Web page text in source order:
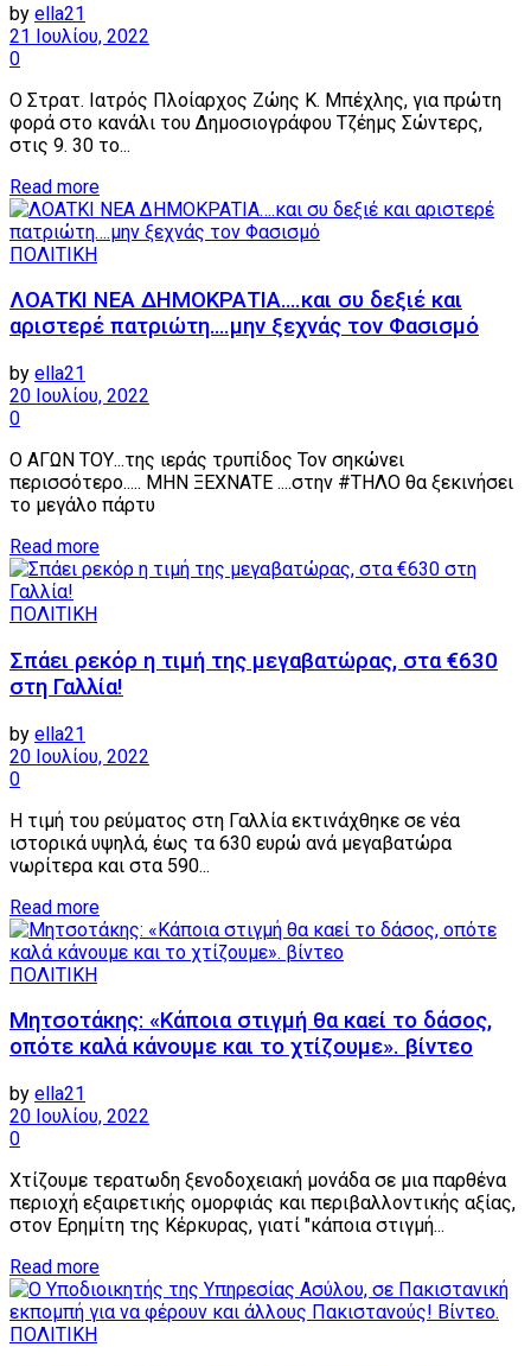
by ella21
21 Ιουλίου, 2022
0
Ο Στρατ. Ιατρός Πλοίαρχος Ζώης Κ. Μπέχλης, για πρώτη
φορά στο κανάλι του Δημοσιογράφου Τζέημς Σώντερς,
στις 9. 30 το...
Read moreDetails
ΠΟΛΙΤΙΚΗ
ΛΟΑΤΚΙ ΝΕΑ ΔΗΜΟΚΡΑΤΙΑ….και συ δεξιέ και
αριστερέ πατριώτη….μην ξεχνάς τον Φασισμό
by ella21
20 Ιουλίου, 2022
0
Ο ΑΓΩΝ ΤΟΥ...της ιεράς τρυπίδος Τον σηκώνει
περισσότερο..... ΜΗΝ ΞΕΧΝΑΤΕ ....στην #ΤΗΛΟ θα ξεκινήσει
το μεγάλο πάρτυ
Read moreDetails
ΠΟΛΙΤΙΚΗ
Σπάει ρεκόρ η τιμή της μεγαβατώρας, στα €630
στη Γαλλία!
by ella21
20 Ιουλίου, 2022
0
Η τιμή του ρεύματος στη Γαλλία εκτινάχθηκε σε νέα
ιστορικά υψηλά, έως τα 630 ευρώ ανά μεγαβατώρα
νωρίτερα και στα 590...
Read moreDetails
ΠΟΛΙΤΙΚΗ
Μητσοτάκης: «Κάποια στιγμή θα καεί το δάσος,
οπότε καλά κάνουμε και το χτίζουμε». βίντεο
by ella21
20 Ιουλίου, 2022
0
Χτίζουμε τερατωδη ξενοδοχειακή μονάδα σε μια παρθένα
περιοχή εξαιρετικής ομορφιάς και περιβαλλοντικής αξίας,
στον Ερημίτη της Κέρκυρας, γιατί "κάποια στιγμή...
Read moreDetails
ΠΟΛΙΤΙΚΗ